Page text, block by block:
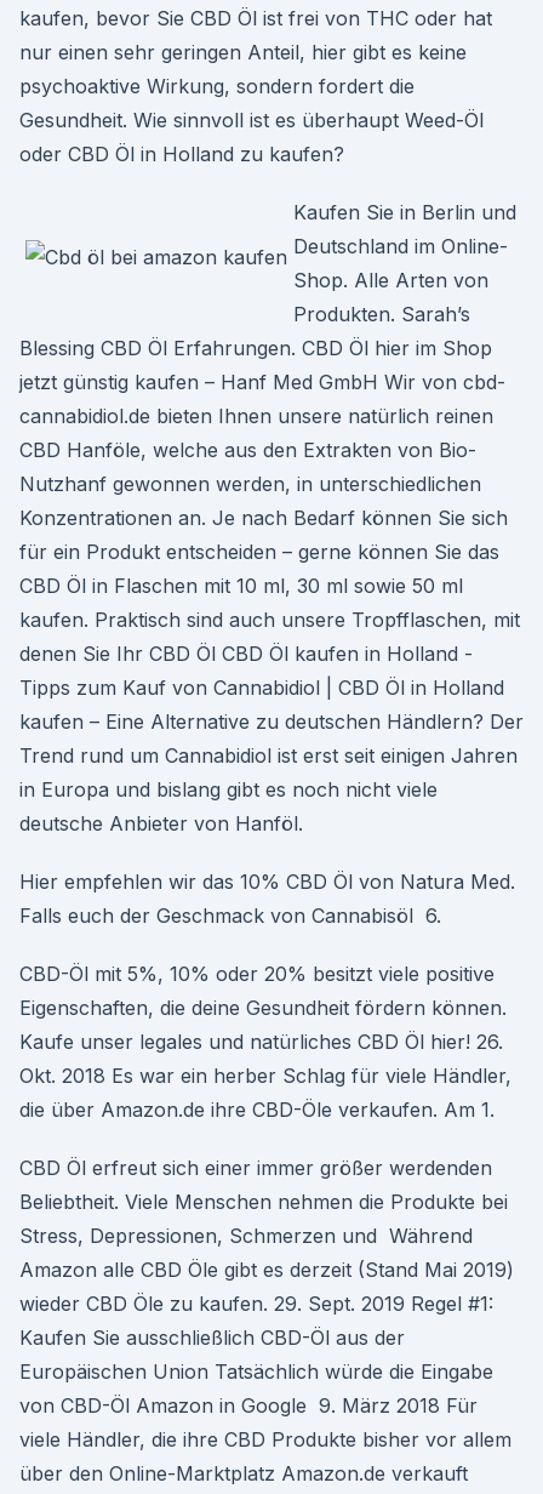
kaufen, bevor Sie CBD Öl ist frei von THC oder hat
nur einen sehr geringen Anteil, hier gibt es keine
psychoaktive Wirkung, sondern fordert die
Gesundheit. Wie sinnvoll ist es überhaupt Weed-Öl
oder CBD Öl in Holland zu kaufen?
Kaufen Sie in Berlin und
Deutschland im Online-
Shop. Alle Arten von
Produkten. Sarah’s
Blessing CBD Öl Erfahrungen. CBD Öl hier im Shop
jetzt günstig kaufen – Hanf Med GmbH Wir von cbd-
cannabidiol.de bieten Ihnen unsere natürlich reinen
CBD Hanföle, welche aus den Extrakten von Bio-
Nutzhanf gewonnen werden, in unterschiedlichen
Konzentrationen an. Je nach Bedarf können Sie sich
für ein Produkt entscheiden – gerne können Sie das
CBD Öl in Flaschen mit 10 ml, 30 ml sowie 50 ml
kaufen. Praktisch sind auch unsere Tropfflaschen, mit
denen Sie Ihr CBD Öl CBD Öl kaufen in Holland -
Tipps zum Kauf von Cannabidiol | CBD Öl in Holland
kaufen – Eine Alternative zu deutschen Händlern? Der
Trend rund um Cannabidiol ist erst seit einigen Jahren
in Europa und bislang gibt es noch nicht viele
deutsche Anbieter von Hanföl.
Hier empfehlen wir das 10% CBD Öl von Natura Med.
Falls euch der Geschmack von Cannabisöl 6.
CBD-Öl mit 5%, 10% oder 20% besitzt viele positive
Eigenschaften, die deine Gesundheit fördern können.
Kaufe unser legales und natürliches CBD Öl hier! 26.
Okt. 2018 Es war ein herber Schlag für viele Händler,
die über Amazon.de ihre CBD-Öle verkaufen. Am 1.
CBD Öl erfreut sich einer immer größer werdenden
Beliebtheit. Viele Menschen nehmen die Produkte bei
Stress, Depressionen, Schmerzen und Während
Amazon alle CBD Öle gibt es derzeit (Stand Mai 2019)
wieder CBD Öle zu kaufen. 29. Sept. 2019 Regel #1:
Kaufen Sie ausschließlich CBD-Öl aus der
Europäischen Union Tatsächlich würde die Eingabe
von CBD-Öl Amazon in Google 9. März 2018 Für
viele Händler, die ihre CBD Produkte bisher vor allem
über den Online-Marktplatz Amazon.de verkauft